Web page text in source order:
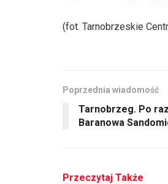
(fot. Tarnobrzeskie
Poprzednia wiadomość
Tarnobrzeg. Po
Baranowa
Przeczytaj Także